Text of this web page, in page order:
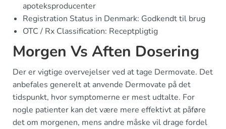
apoteksproducenter
Registration Status in Denmark: Godkendt til brug
OTC / Rx Classification: Receptpligtig
Morgen Vs Aften Dosering
Der er vigtige overvejelser ved at tage Dermovate. Det
anbefales generelt at anvende Dermovate på det
tidspunkt, hvor symptomerne er mest udtalte. For
nogle patienter kan det være mere effektivt at påføre
det om morgenen, mens andre måske vil drage fordel